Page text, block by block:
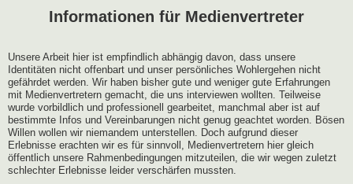
Informationen für Medienvertreter
Unsere Arbeit hier ist empfindlich abhängig davon, dass unsere
Identitäten nicht offenbart und unser persönliches Wohlergehen nicht
gefährdet werden. Wir haben bisher gute und weniger gute Erfahrungen
mit Medienvertretern gemacht, die uns interviewen wollten. Teilweise
wurde vorbildlich und professionell gearbeitet, manchmal aber ist auf
bestimmte Infos und Vereinbarungen nicht genug geachtet worden. Bösen
Willen wollen wir niemandem unterstellen. Doch aufgrund dieser
Erlebnisse erachten wir es für sinnvoll, Medienvertretern hier gleich
öffentlich unsere Rahmenbedingungen mitzuteilen, die wir wegen zuletzt
schlechter Erlebnisse leider verschärfen mussten.